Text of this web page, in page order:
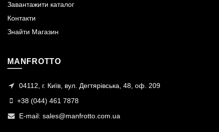
Завантажити каталог
Контакти
Знайти Магазин
MANFROTTO
04112, г. Київ, вул. Дегтярівська, 48, оф. 209
+38 (044) 461 7878
E-mail: sales@manfrotto.com.ua